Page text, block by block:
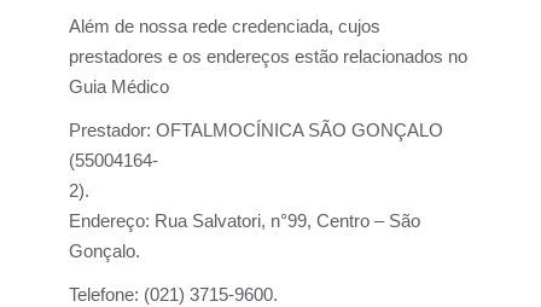
Além de nossa rede credenciada, cujos
prestadores e os endereços estão relacionados no
Guia Médico
Prestador: OFTALMOCÍNICA SÃO GONÇALO
(55004164-
2).
Endereço: Rua Salvatori, n°99, Centro – São
Gonçalo.
Telefone: (021) 3715-9600.